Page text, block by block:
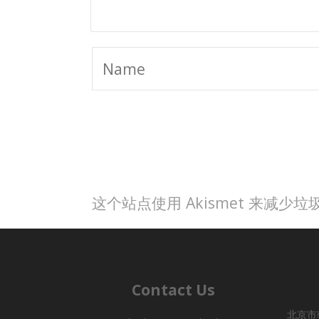
这个站点使用 Akismet 来减少垃
Contact Us
北京